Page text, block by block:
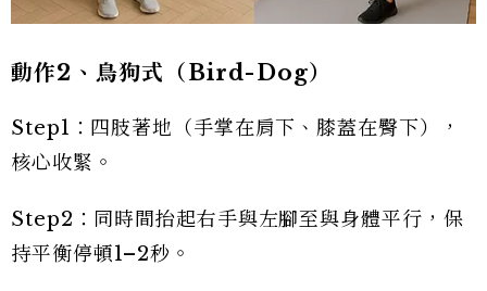
動作2 、鳥狗式（Bird-Dog）
Step1：四肢著地（手掌在肩下、膝蓋在臀下），
核心收緊。
Step2：同時間抬起右手與左腳至與身體平行，保
持平衡停頓1–2秒。